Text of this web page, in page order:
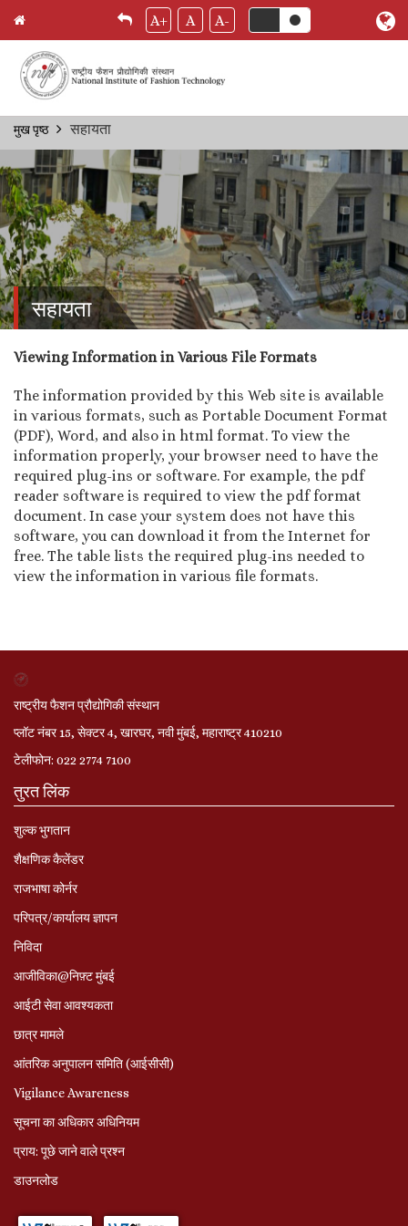
Skip
content
A+ A A-
Breadcrumb
मुख पृष्ठ सहायता
सहायता
Viewing Information in Various File Formats
The information provided by this Web site is available
in various formats, such as Portable Document Format
(PDF), Word, and also in html format. To view the
information properly, your browser need to have the
required plug-ins or software. For example, the pdf
reader software is required to view the pdf format
document. In case your system does not have this
software, you can download it from the Internet for
free. The table lists the required plug-ins needed to
view the information in various file formats.
राष्ट्रीय फैशन प्रौद्योगिकी संस्थान
प्लॉट नंबर 15, सेक्टर 4, खारघर, नवी मुंबई, महाराष्ट्र 410210
टेलीफोन: 022 2774 7100
तुरत लिंक
शुल्क भुगतान
शैक्षणिक कैलेंडर
राजभाषा कोर्नर
परिपत्र/कार्यालय ज्ञापन
निविदा
आजीविका@निफ़्ट मुंबई
आईटी सेवा आवश्यकता
छात्र मामले
आंतरिक अनुपालन समिति (आईसीसी)
Vigilance Awareness
सूचना का अधिकार अधिनियम
प्राय: पूछे जाने वाले प्रश्‍न
डाउनलोड